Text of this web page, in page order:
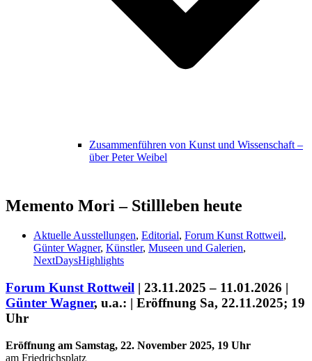
Zusammenführen von Kunst und Wissenschaft –
über Peter Weibel
Memento Mori – Stillleben heute
Aktuelle Ausstellungen, Editorial, Forum Kunst Rottweil,
Günter Wagner, Künstler, Museen und Galerien,
NextDaysHighlights
Forum Kunst Rottweil | 23.11.2025 – 11.01.2026 |
Günter Wagner, u.a.: | Eröffnung Sa, 22.11.2025; 19
Uhr
Eröffnung am Samstag, 22. November 2025, 19 Uhr
am Friedrichsplatz